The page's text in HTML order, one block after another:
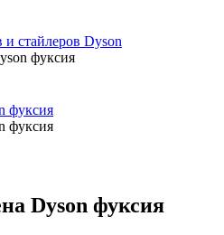
стайлеров Dyson
фуксия
Dyson фуксия